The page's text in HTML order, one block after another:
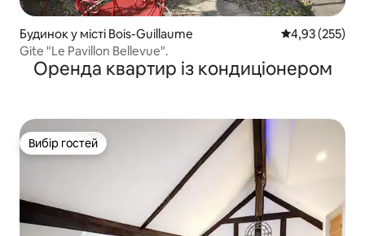
Будинок у місті Bois-Guillaume Середня
4,93 (255)
Gite "Le Pavillon Bellevue".
Оренда квартир із кондиціонером
Вибір гостей
Вибір гостей